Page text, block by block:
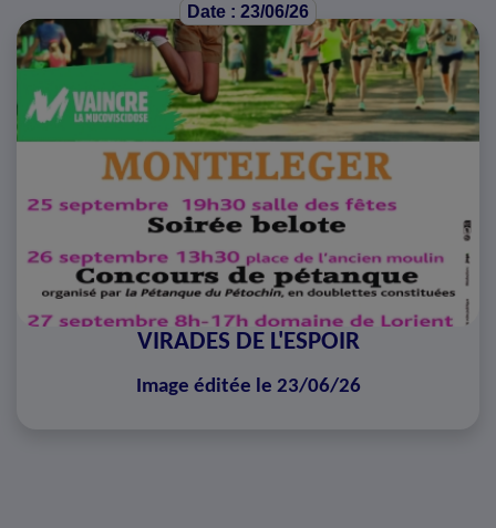
Date : 23/06/26
VIRADES DE L'ESPOIR
Image éditée le 23/06/26